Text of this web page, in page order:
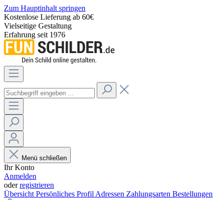
Zum Hauptinhalt springen
Kostenlose Lieferung ab 60€
Vielseitige Gestaltung
Erfahrung seit 1976
Menü schließen
Ihr Konto
Anmelden
oderregistrieren
Übersicht Persönliches Profil Adressen Zahlungsarten Bestellungen